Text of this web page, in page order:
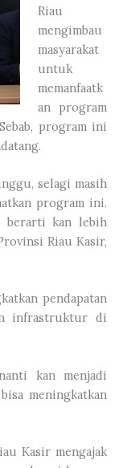
Riau
mengimbau
masyarakat
untuk
memanfaatk
an program
program ini
selagi masih
program ini.
berarti kan lebih
Riau Kasir,
pendapatan
infrastruktur di
kan menjadi
meningkatkan
Kasir mengajak